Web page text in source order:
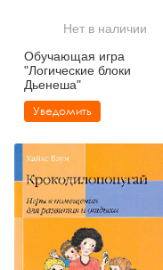
Нет в наличии
Обучающая игра
"Логические блоки
Дьенеша"
Уведомить